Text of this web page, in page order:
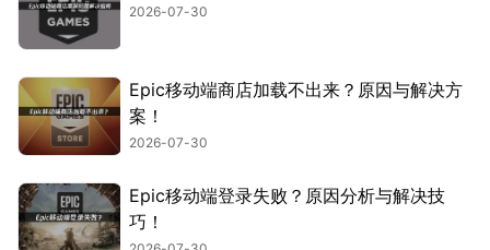
2026-07-30
Epic移动端商店加载不出来？原因与解决方
案！
2026-07-30
Epic移动端登录失败？原因分析与解决技
巧！